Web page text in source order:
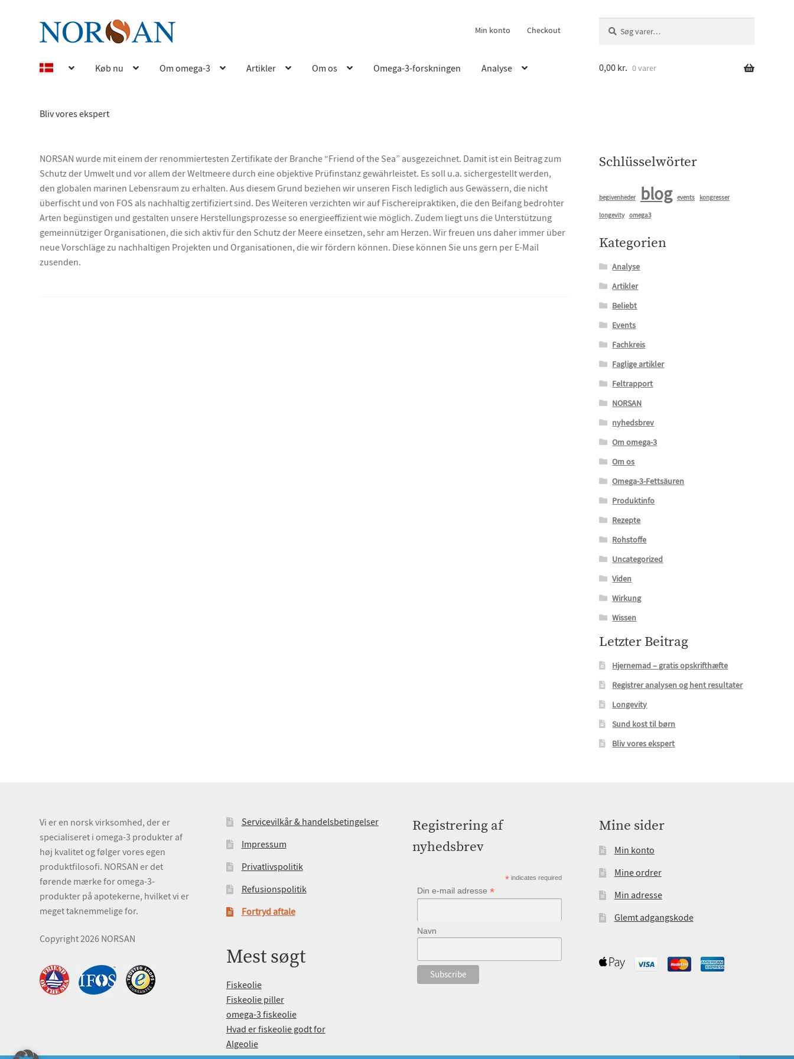
Spring
til
Spring
til
Min konto Checkout
efter:
Køb nu Om omega-3 Artikler Om os Omega-3-forskningen Analyse
Bliv vores ekspert
0,00 kr. 0 varer
NORSAN wurde mit einem der renommiertesten Zertifikate der Branche “Friend of the Sea” ausgezeichnet. Damit ist ein Beitrag zum
Schutz der Umwelt und vor allem der Weltmeere durch eine objektive Prüfinstanz gewährleistet. Es soll u.a. sichergestellt werden,
den globalen marinen Lebensraum zu erhalten. Aus diesem Grund beziehen wir unseren Fisch lediglich aus Gewässern, die nicht
überfischt und von FOS als nachhaltig zertifiziert sind. Des Weiteren verzichten wir auf Fischereipraktiken, die den Beifang bedrohter
Arten begünstigen und gestalten unsere Herstellungsprozesse so energieeffizient wie möglich. Zudem liegt uns die Unterstützung
gemeinnütziger Organisationen, die sich aktiv für den Schutz der Meere einsetzen, sehr am Herzen. Wir freuen uns daher immer über
neue Vorschläge zu nachhaltigen Projekten und Organisationen, die wir fördern können. Diese können Sie uns gern per E-Mail
zusenden.
Schlüsselwörter
begivenheder blog events kongresser
longevity omega3
Kategorien
Analyse
Artikler
Beliebt
Events
Fachkreis
Faglige artikler
Feltrapport
NORSAN
nyhedsbrev
Om omega-3
Om os
Omega-3-Fettsäuren
Produktinfo
Rezepte
Rohstoffe
Uncategorized
Viden
Wirkung
Wissen
Letzter Beitrag
Hjernemad – gratis opskrifthæfte
Registrer analysen og hent resultater
Longevity
Sund kost til børn
Bliv vores ekspert
Vi er en norsk virksomhed, der er
specialiseret i omega-3 produkter af
høj kvalitet og følger vores egen
produktfilosofi. NORSAN er det
førende mærke for omega-3-
produkter på apotekerne, hvilket vi er
meget taknemmelige for.
Copyright 2026 NORSAN
Servicevilkår & handelsbetingelser
Impressum
Privatlivspolitik
Refusionspolitik
Fortryd aftale
Mest søgt
Fiskeolie
Fiskeolie piller
omega-3 fiskeolie
Hvad er fiskeolie godt for
Algeolie
Registrering af
nyhedsbrev
* indicates required
Din e-mail adresse*
Navn
Mine sider
Min konto
Mine ordrer
Min adresse
Glemt adgangskode